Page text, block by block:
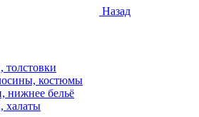
Назад
толстовки
костюмы
нижнее бельё
халаты